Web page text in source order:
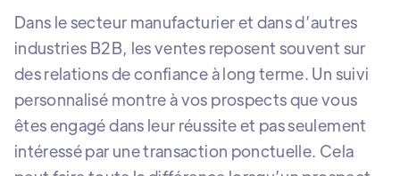
Dans le secteur manufacturier et dans d’autres
industries B2B, les ventes reposent souvent sur
des relations de confiance à long terme. Un suivi
personnalisé montre à vos prospects que vous
êtes engagé dans leur réussite et pas seulement
intéressé par une transaction ponctuelle. Cela